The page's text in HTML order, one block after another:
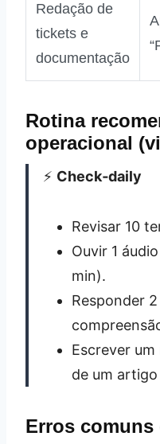
Redação de
tickets e
documentação
Rotina
operacional
⚡️ Check‑daily
Revisar 10
Ouvir 1
min).
Responder
Escrever
de um
Erros comuns